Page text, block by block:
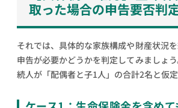
取った場合の申告要否判
それでは、具体的な家族構成や財産状況
申告が必要かどうかを判定してみましょ
続人が「配偶者と子1人」の合計2名と仮定